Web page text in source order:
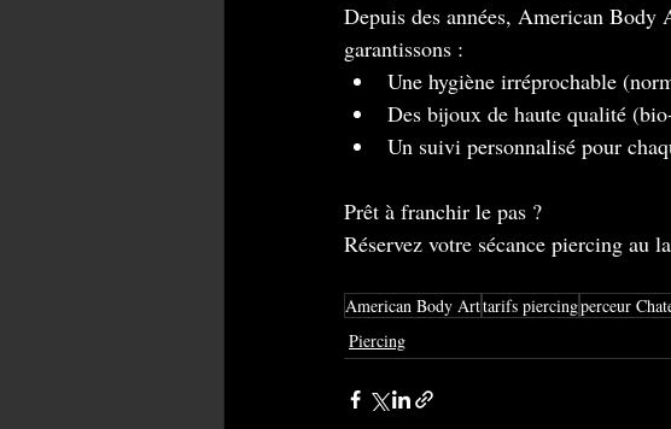
Depuis des années, American Body
garantissons :
Une hygiène irréprochable
Des bijoux de haute qualité
Un suivi personnalisé pour
Prêt à franchir le pas ?
Réservez votre sécance piercing au
American Body Arttarifs piercingperceur
Piercing